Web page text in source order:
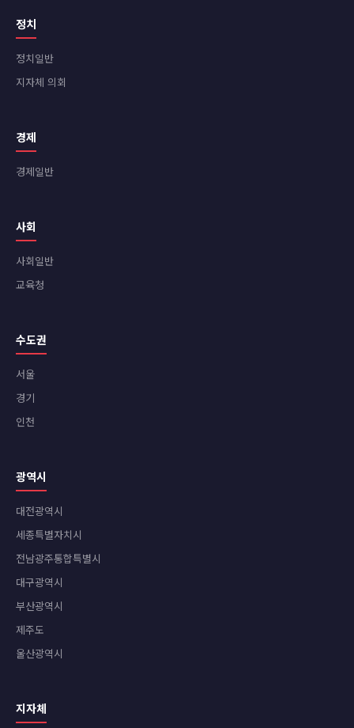
정치
정치일반
지자체 의회
경제
경제일반
사회
사회일반
교육청
수도권
서울
경기
인천
광역시
대전광역시
세종특별자치시
전남광주통합특별시
대구광역시
부산광역시
제주도
울산광역시
지자체